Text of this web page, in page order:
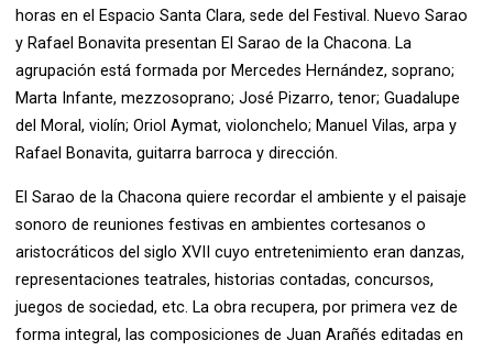
horas en el Espacio Santa Clara, sede del Festival. Nuevo Sarao
y Rafael Bonavita presentan El Sarao de la Chacona. La
agrupación está formada por Mercedes Hernández, soprano;
Marta Infante, mezzosoprano; José Pizarro, tenor; Guadalupe
del Moral, violín; Oriol Aymat, violonchelo; Manuel Vilas, arpa y
Rafael Bonavita, guitarra barroca y dirección.
El Sarao de la Chacona quiere recordar el ambiente y el paisaje
sonoro de reuniones festivas en ambientes cortesanos o
aristocráticos del siglo XVII cuyo entretenimiento eran danzas,
representaciones teatrales, historias contadas, concursos,
juegos de sociedad, etc. La obra recupera, por primera vez de
forma integral, las composiciones de Juan Arañés editadas en